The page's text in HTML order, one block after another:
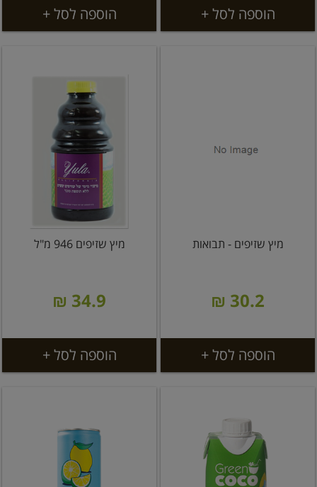
הוספה לסל + הוספה לסל +
מיץ שזיפים - תבואות
30.2 ₪
הוספה לסל +
מיץ שזיפים 946 מ"ל
34.9 ₪
הוספה לסל +